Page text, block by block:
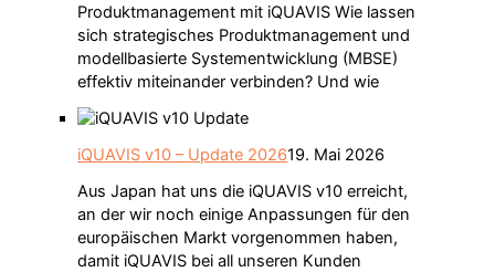
Produktmanagement mit iQUAVIS Wie lassen
sich strategisches Produktmanagement und
modellbasierte Systementwicklung (MBSE)
effektiv miteinander verbinden? Und wie
iQUAVIS v10 – Update 202619. Mai 2026
Aus Japan hat uns die iQUAVIS v10 erreicht,
an der wir noch einige Anpassungen für den
europäischen Markt vorgenommen haben,
damit iQUAVIS bei all unseren Kunden